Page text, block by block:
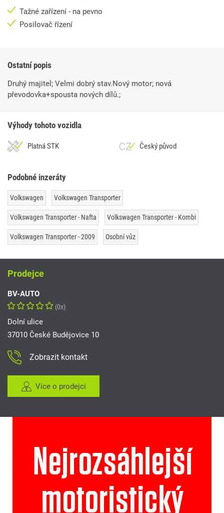
Tažné zařízení - na pevno
Posilovač řízení
Ostatní popis
Druhý majitel; Velmi dobrý stav.Nový motor; nová
převodovka+spousta nových dílů.;
Výhody tohoto vozidla
Platná STK Český původ
Podobné inzeráty
Volkswagen Volkswagen Transporter
Volkswagen Transporter - Nafta Volkswagen Transporter - Kombi
Volkswagen Transporter - 2009 Osobní vůz
Prodejce
BV-AUTO
(0x)
Dolní ulice
37010 České Budějovice 10
Zobrazit kontakt
Více o prodejci